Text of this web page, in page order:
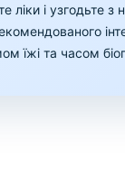
ліки і узгодьте з
їжі та часом